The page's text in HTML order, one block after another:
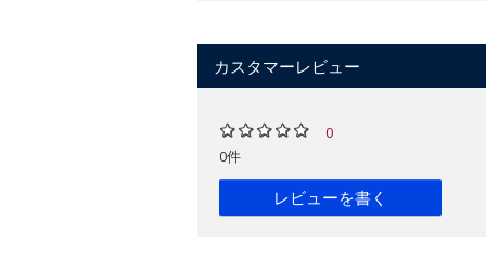
カスタマーレビュー
0
0件
レビューを書く